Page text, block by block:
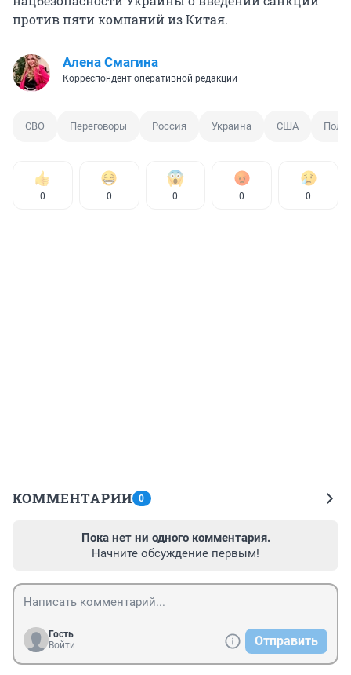
против пяти компаний из Китая.
Алена Смагина
Корреспондент оперативной редакции
СВО Переговоры Россия Украина США
0 0 0 0 0
КОММЕНТАРИИ 0
Пока нет ни одного комментария.
Начните обсуждение первым!
Гость
Войти
Отправить